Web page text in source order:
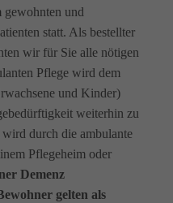
gewohnten und
statt. Als bestellter
wir für Sie alle nötigen
Pflege wird dem
und Kinder)
weiterhin zu
durch die ambulante
Pflegeheim oder
Demenz
gelten als